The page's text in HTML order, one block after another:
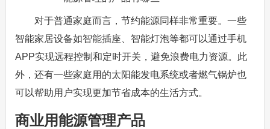
对于普通家庭而言，节约能源同样非常重要。一些
智能家居设备如智能插座、智能灯泡等都可以通过手机
APP实现远程控制和定时开关，避免浪费电力资源。此
外，还有一些家庭用的太阳能发电系统或者燃气锅炉也
可以帮助用户实现更加节省成本的生活方式。
商业用能源管理产品